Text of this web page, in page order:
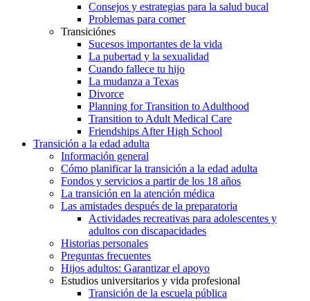
Consejos y estrategias para la salud bucal
Problemas para comer
Transiciónes
Sucesos importantes de la vida
La pubertad y la sexualidad
Cuando fallece tu hijo
La mudanza a Texas
Divorce
Planning for Transition to Adulthood
Transition to Adult Medical Care
Friendships After High School
Transición a la edad adulta
Información general
Cómo planificar la transición a la edad adulta
Fondos y servicios a partir de los 18 años
La transición en la atención médica
Las amistades después de la preparatoria
Actividades recreativas para adolescentes y
adultos con discapacidades
Historias personales
Preguntas frecuentes
Hijos adultos: Garantizar el apoyo
Estudios universitarios y vida profesional
Transición de la escuela pública